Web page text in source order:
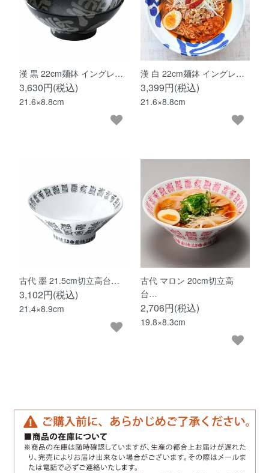
漢 黒 22cm麺鉢 イングレ…
3,630円(税込)
21.6×8.8cm
漢 白 22cm麺鉢 イングレ…
3,399円(税込)
21.6×8.8cm
古代 墨 21.5cm切立高台…
3,102円(税込)
21.4×8.9cm
古代 マロン 20cm切立高
台…
2,706円(税込)
19.8×8.3cm